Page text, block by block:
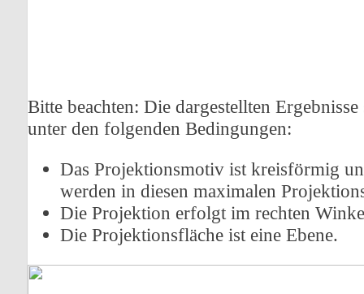
Bitte beachten: Die dargestellten
unter den folgenden Bedingungen:
Das Projektionsmotiv ist kreisförmig
werden in diesen maximalen
Die Projektion erfolgt im rechten
Die Projektionsfläche ist eine Ebene.